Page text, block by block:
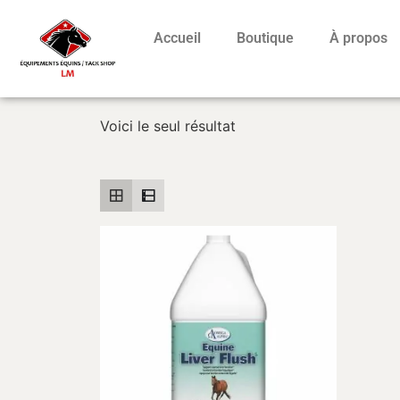
Accueil Boutique À propos
Voici le seul résultat